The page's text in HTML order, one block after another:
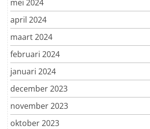
mei 2024
april 2024
maart 2024
februari 2024
januari 2024
december 2023
november 2023
oktober 2023